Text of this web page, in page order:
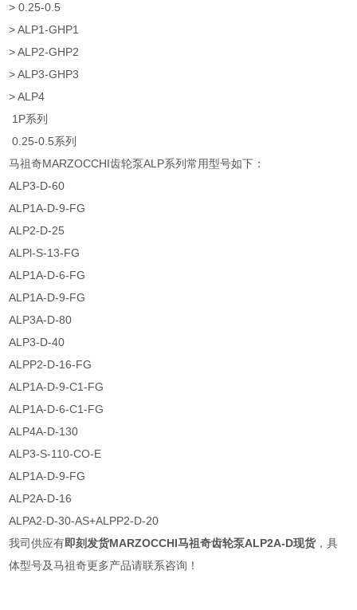
> 0.25-0.5
> ALP1-GHP1
> ALP2-GHP2
> ALP3-GHP3
> ALP4
1P系列
0.25-0.5系列
马祖奇MARZOCCHI齿轮泵ALP系列常用型号如下：
ALP3-D-60
ALP1A-D-9-FG
ALP2-D-25
ALPl-S-13-FG
ALP1A-D-6-FG
ALP1A-D-9-FG
ALP3A-D-80
ALP3-D-40
ALPP2-D-16-FG
ALP1A-D-9-C1-FG
ALP1A-D-6-C1-FG
ALP4A-D-130
ALP3-S-110-CO-E
ALP1A-D-9-FG
ALP2A-D-16
ALPA2-D-30-AS+ALPP2-D-20
我司供应有即刻发货MARZOCCHI马祖奇齿轮泵ALP2A-D现货，具
体型号及马祖奇更多产品请联系咨询！